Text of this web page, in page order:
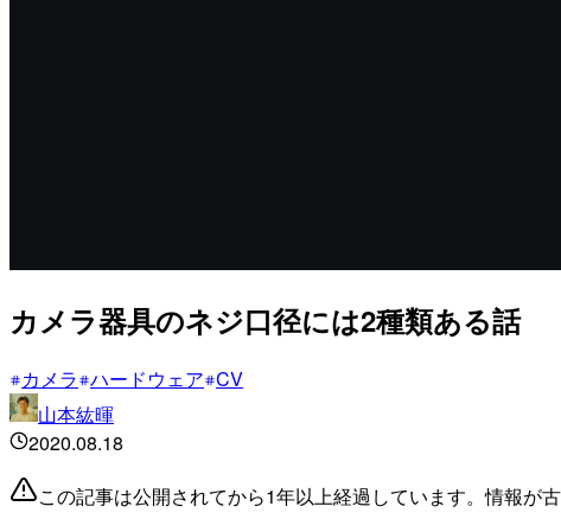
カメラ器具のネジ口径には2種類ある話
カメラ ハードウェア CV
山本紘暉
2020.08.18
この記事は公開されてから1年以上経過しています。情報が